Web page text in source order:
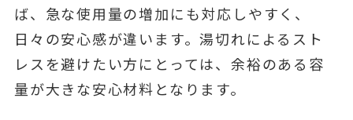
ば、急な使用量の増加にも対応しやすく、
日々の安心感が違います。湯切れによるスト
レスを避けたい方にとっては、余裕のある容
量が大きな安心材料となります。